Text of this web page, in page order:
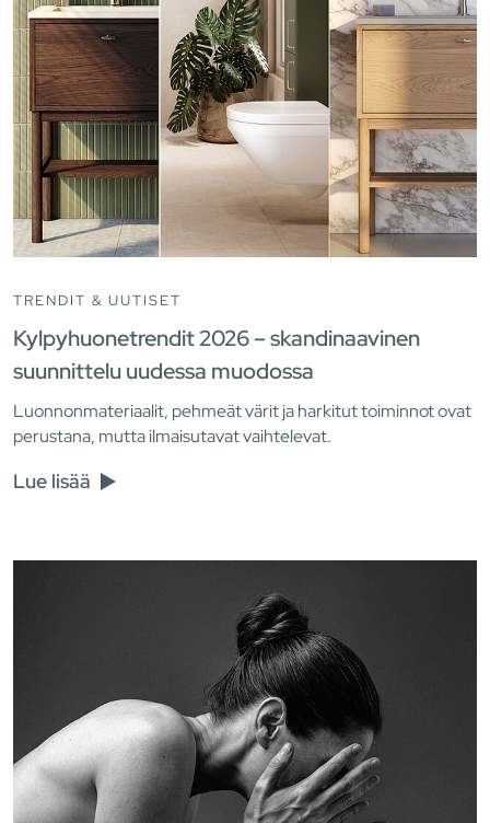
TRENDIT & UUTISET
Kylpyhuonetrendit 2026 – skandinaavinen
suunnittelu uudessa muodossa
Luonnonmateriaalit, pehmeät värit ja harkitut toiminnot ovat
perustana, mutta ilmaisutavat vaihtelevat.
Lue lisää